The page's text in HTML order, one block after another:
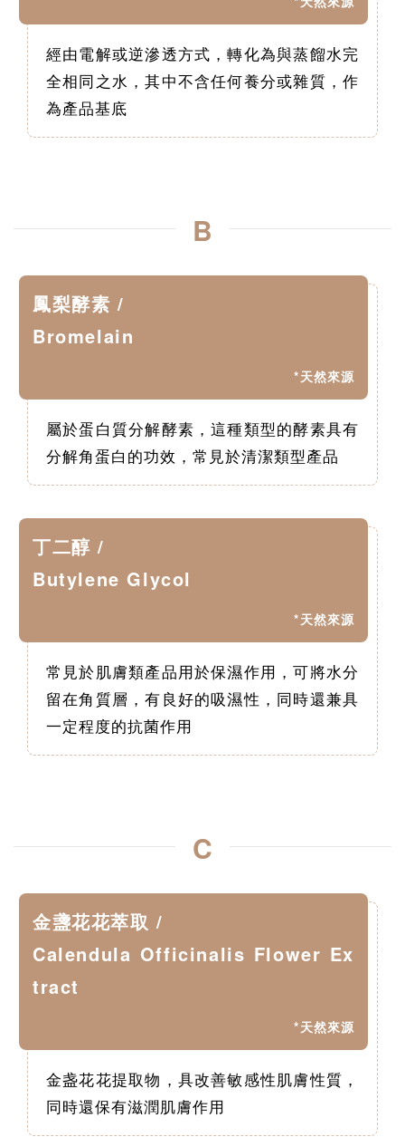
經由電解或逆滲透方式，轉化為與蒸餾水完
全相同之水，其中不含任何養分或雜質，作
為產品基底
B
鳳梨酵素 /
Bromelain
*天然來源
屬於蛋白質分解酵素，這種類型的酵素具有
分解角蛋白的功效，常見於清潔類型產品
丁二醇 /
Butylene Glycol
*天然來源
常見於肌膚類產品用於保濕作用，可將水分
留在角質層，有良好的吸濕性，同時還兼具
一定程度的抗菌作用
C
金盞花花萃取 /
Calendula Officinalis Flower Ex
tract
*天然來源
金盏花花提取物，具改善敏感性肌膚性質，
同時還保有滋潤肌膚作用